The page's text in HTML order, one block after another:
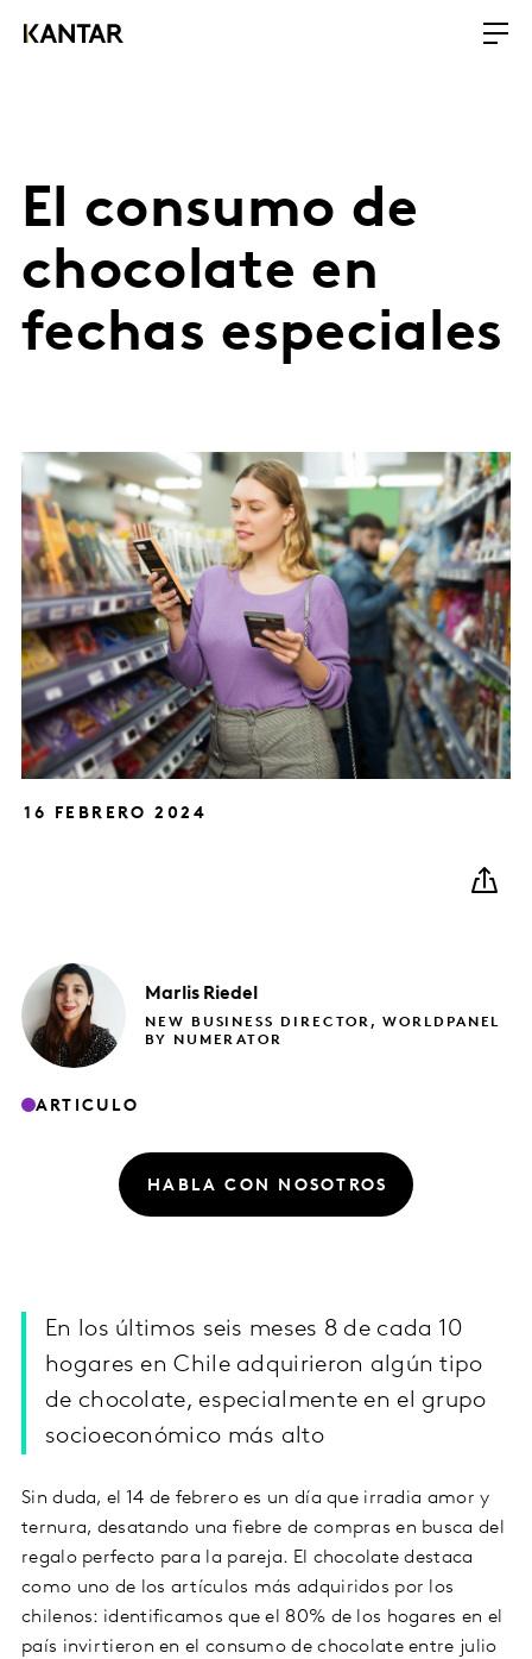
El consumo de
chocolate en
fechas especiales
16 FEBRERO 2024
Marlis Riedel
NEW BUSINESS DIRECTOR, WORLDPANEL
BY NUMERATOR
ARTICULO
HABLA CON NOSOTROS
En los últimos seis meses 8 de cada 10
hogares en Chile adquirieron algún tipo
de chocolate, especialmente en el grupo
socioeconómico más alto
Sin duda, el 14 de febrero es un día que irradia amor y
ternura, desatando una fiebre de compras en busca del
regalo perfecto para la pareja. El chocolate destaca
como uno de los artículos más adquiridos por los
chilenos: identificamos que el 80% de los hogares en el
país invirtieron en el consumo de chocolate entre julio